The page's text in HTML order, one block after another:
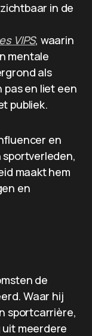
in de
VIPS, waarin
mentale
als
pas en liet een
publiek.
en
sportverleden,
maakt hem
en
de
Waar hij
sportcarrière,
meerdere